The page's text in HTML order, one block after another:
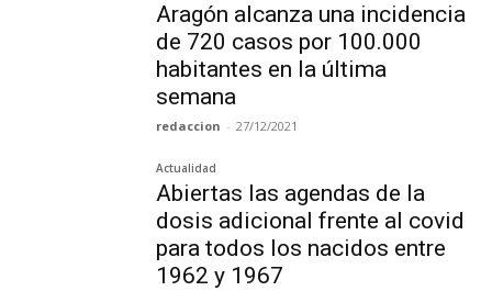
Aragón alcanza una incidencia
de 720 casos por 100.000
habitantes en la última
semana
redaccion - 27/12/2021
Actualidad
Abiertas las agendas de la
dosis adicional frente al covid
para todos los nacidos entre
1962 y 1967